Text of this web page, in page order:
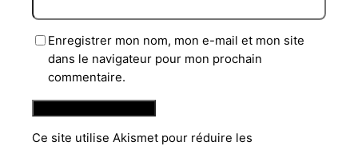
Enregistrer mon nom, mon e-mail et mon site
dans le navigateur pour mon prochain
commentaire.
Ce site utilise Akismet pour réduire les